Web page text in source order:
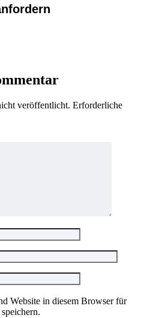
veröffentlicht. Erforderliche
Website in diesem Browser für